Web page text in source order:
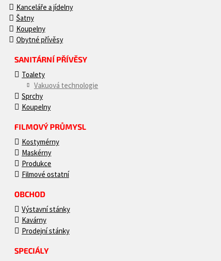
Kanceláře a jídelny
Šatny
Koupelny
Obytné přívěsy
SANITÁRNÍ PŘÍVĚSY
Toalety
Vakuová technologie
Sprchy
Koupelny
FILMOVÝ PRŮMYSL
Kostymérny
Maskérny
Produkce
Filmové ostatní
OBCHOD
Výstavní stánky
Kavárny
Prodejní stánky
SPECIÁLY